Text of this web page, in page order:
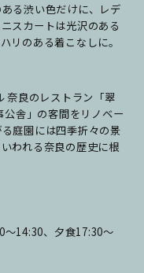
る渋い色だけに、レデ
スカートは光沢のある
リのある着こなしに。
奈良のレストラン「翠
舎」の客間をリノベー
庭園には四季折々の景
われる奈良の歴史に根
～14:30、夕食17:30～